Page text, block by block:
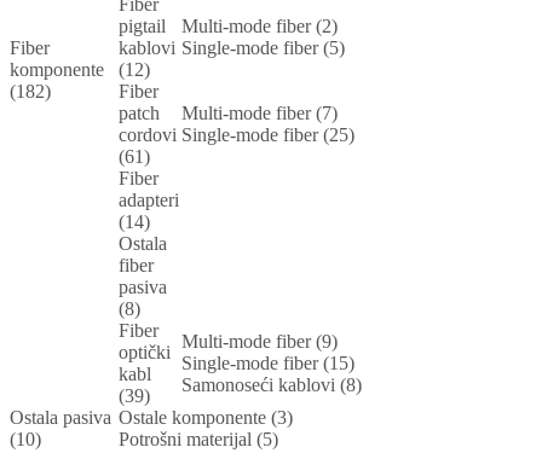
Fiber
komponente
(182)
Fiber
pigtail
kablovi
(12)
Multi-mode fiber (2)
Single-mode fiber (5)
Fiber
patch
cordovi
(61)
Multi-mode fiber (7)
Single-mode fiber (25)
Fiber
adapteri
(14)
Ostala
fiber
pasiva
(8)
Fiber
optički
kabl
(39)
Multi-mode fiber (9)
Single-mode fiber (15)
Samonoseći kablovi (8)
Ostala pasiva
(10)
Ostale komponente (3)
Potrošni materijal (5)